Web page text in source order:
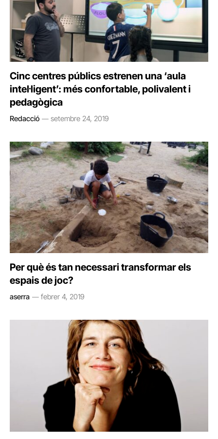
Cinc centres públics estrenen una ‘aula
intel·ligent’: més confortable, polivalent i
pedagògica
Redacció setembre 24, 2019
Per què és tan necessari transformar els
espais de joc?
aserra febrer 4, 2019